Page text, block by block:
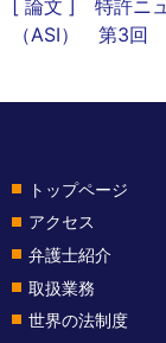
[ 論文 ] 特許ニ
（ASI） 第3回
トップページ
アクセス
弁護士紹介
取扱業務
世界の法制度